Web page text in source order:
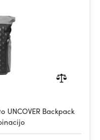
Backpack